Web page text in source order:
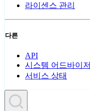
라이센스 관리
다른
API
시스템 어드바이저
서비스 상태